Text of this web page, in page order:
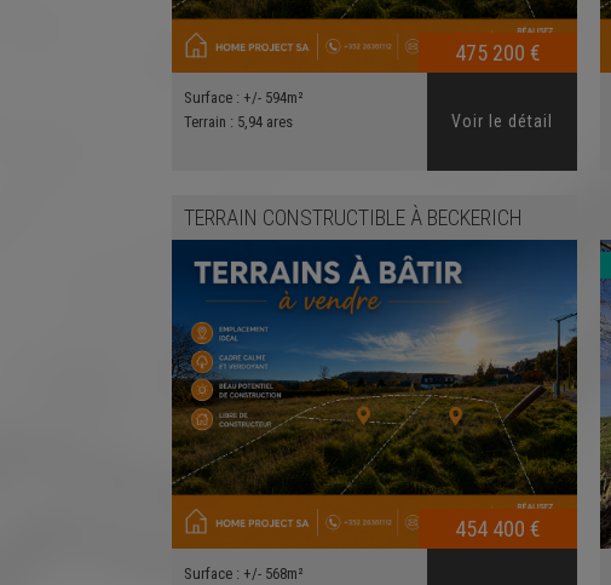
Surface : +/- 594m²
Terrain : 5,94 ares
475 200 €
Voir le détail
TERRAIN CONSTRUCTIBLE À BECKERICH
Surface : +/- 568m²
454 400 €